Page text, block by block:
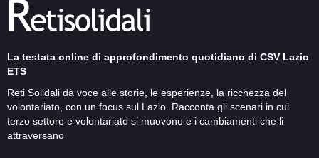
La testata online di approfondimento quotidiano di CSV Lazio
ETS
Reti Solidali dà voce alle storie, le esperienze, la ricchezza del
volontariato, con un focus sul Lazio. Racconta gli scenari in cui
terzo settore e volontariato si muovono e i cambiamenti che li
attraversano